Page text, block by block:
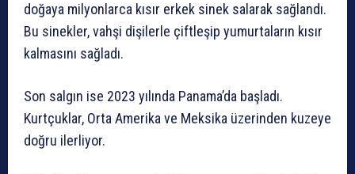
doğaya milyonlarca kısır erkek sinek salarak sağlandı.
Bu sinekler, vahşi dişilerle çiftleşip yumurtaların kısır
kalmasını sağladı.
Son salgın ise 2023 yılında Panama’da başladı.
Kurtçuklar, Orta Amerika ve Meksika üzerinden kuzeye
doğru ilerliyor.